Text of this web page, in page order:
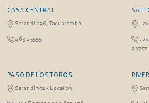
CASA CENTRAL
Sarandí 236, Tacuarembó
463 25555
29757
PASO DE LOS TOROS
Sarandí 351 - Local 03